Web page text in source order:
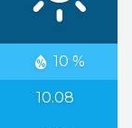
10 %
10.08